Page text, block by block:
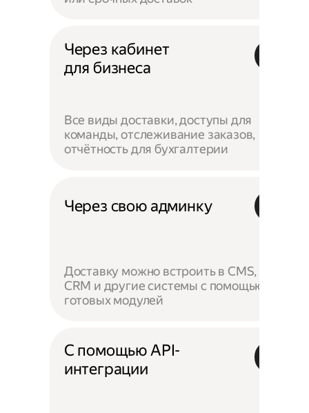
Через кабинет
для бизнеса
Все виды доставки, доступы для
команды, отслеживание заказов,
отчётность для бухгалтерии
Через свою админку
Доставку можно встроить в CMS,
CRM и другие системы с помощью
готовых модулей
С помощью API-
интеграции